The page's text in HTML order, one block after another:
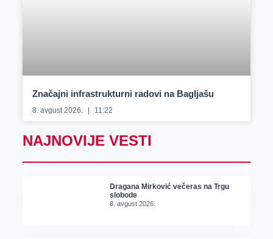
Značajni infrastrukturni radovi na Bagljašu
8. avgust 2026. 11:22
NAJNOVIJE VESTI
Dragana Mirković večeras na Trgu
slobode
8. avgust 2026.